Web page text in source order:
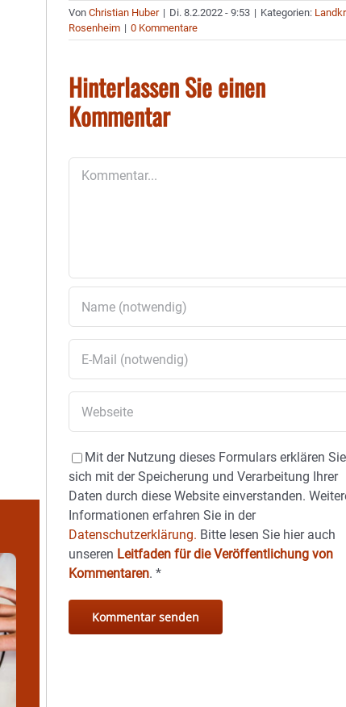
VonChristian Huber | Di. 8.2.2022 - 9:53 | Kategorien:
Rosenheim | 0 Kommentare
Hinterlassen Sie einen
Kommentar
Mit der Nutzung dieses Formulars erklären Sie
sich mit der Speicherung und Verarbeitung Ihrer
Daten durch diese Website einverstanden.
Informationen erfahren Sie in der
Datenschutzerklärung. Bitte lesen Sie hier auch
unseren Leitfaden für die Veröffentlichung von
Kommentaren.*